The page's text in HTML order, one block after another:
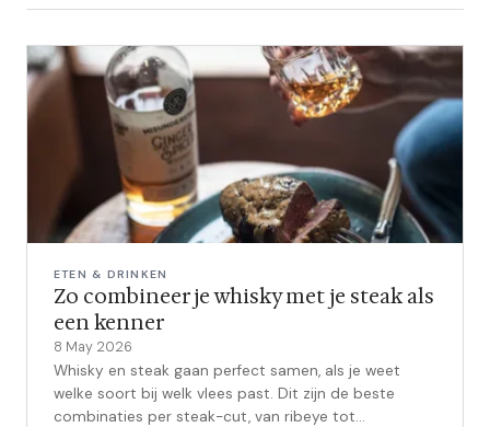
ETEN & DRINKEN
Zo combineer je whisky met je steak als
een kenner
8 May 2026
Whisky en steak gaan perfect samen, als je weet
welke soort bij welk vlees past. Dit zijn de beste
combinaties per steak-cut, van ribeye tot